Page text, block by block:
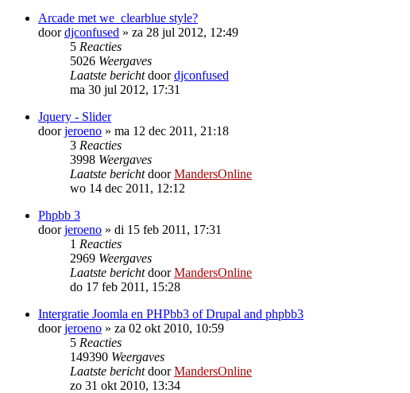
Arcade met we_clearblue style?
doordjconfused » za 28 jul 2012, 12:49
5 Reacties
5026 Weergaves
Laatste berichtdoordjconfused
ma 30 jul 2012, 17:31
Jquery - Slider
doorjeroeno » ma 12 dec 2011, 21:18
3 Reacties
3998 Weergaves
Laatste berichtdoorMandersOnline
wo 14 dec 2011, 12:12
Phpbb 3
doorjeroeno » di 15 feb 2011, 17:31
1 Reacties
2969 Weergaves
Laatste berichtdoorMandersOnline
do 17 feb 2011, 15:28
Intergratie Joomla en PHPbb3 of Drupal and phpbb3
doorjeroeno » za 02 okt 2010, 10:59
5 Reacties
149390 Weergaves
Laatste berichtdoorMandersOnline
zo 31 okt 2010, 13:34